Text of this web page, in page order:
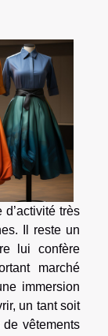
très
Il reste un
lui confère
marché
immersion
un tant soit
vêtements